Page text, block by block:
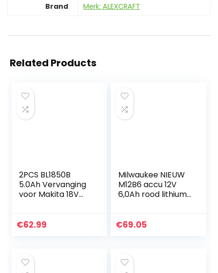
Brand Merk: ALEXCRAFT
Related Products
2PCS BL1850B
5.0Ah Vervanging
voor Makita 18V
BL1830B BL1830
€62.99
Milwaukee NIEUW
M12B6 accu 12V
6,0Ah rood lithium-
€69.05